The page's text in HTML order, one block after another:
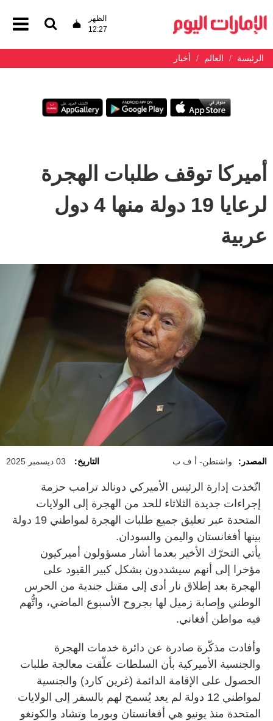
الظهر
12:27
الرئيسة العالم أخبار
أميركا توقف طلبات الهجرة
لرعايا 19 دولة منها 4 دول
عربية
المصدر: واشنطن- أ ف ب التاريخ: 03 ديسمبر 2025
اتّخذت إدارة الرئيس الأميركي دونالد ترامب حزمة
إجراءات جديدة الثلاثاء للحد من الهجرة إلى الولايات
المتحدة عبر تعليق جميع طلبات الهجرة لمواطني 19 دولة
بينها أفغانستان واليمن والسودان.
يأتي التحرّك الأخير بعدما أشار مسؤولون أميركيون
مؤخرا إلى أنهم سيشددون بشكل كبير القيود على
الهجرة بعد إطلاق نار أدى إلى مقتل جندية من الحرس
الوطني وإصابة زميل لها بجروح الأسبوع الماضي، واتُّهم
فيه مواطن أفغاني.
وأفادت مذكّرة صادرة عن دائرة خدمات الهجرة
والجنسية الأميركية بأن السلطات علّقت معالجة طلبات
الحصول على الإقامة الدائمة (غرين كارد) والجنسية
لمواطني 12 دولة لم يعد يُسمح لهم بالسفر إلى الولايات
المتحدة منذ يونيو هي أفغانستان وبورما وتشاد والكونغو